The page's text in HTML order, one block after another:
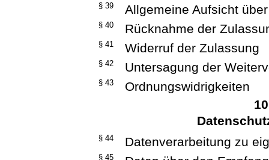
§ 39 Allgemeine Aufsicht
§ 40 Rücknahme der
§ 41 Widerruf der Zulassung
§ 42 Untersagung der
§ 43
Ordnungswidrigkeiten
§ 44 Datenverarbeitung zu
§ 45